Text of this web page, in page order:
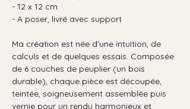
- 12 x 12 cm
- A poser, livré avec support
Ma création est née d’une intuition, de
calculs et de quelques essais. Composée
de 6 couches de peuplier (un bois
durable), chaque pièce est découpée,
teintée, soigneusement assemblée puis
vernie pour un rendu harmonieux et